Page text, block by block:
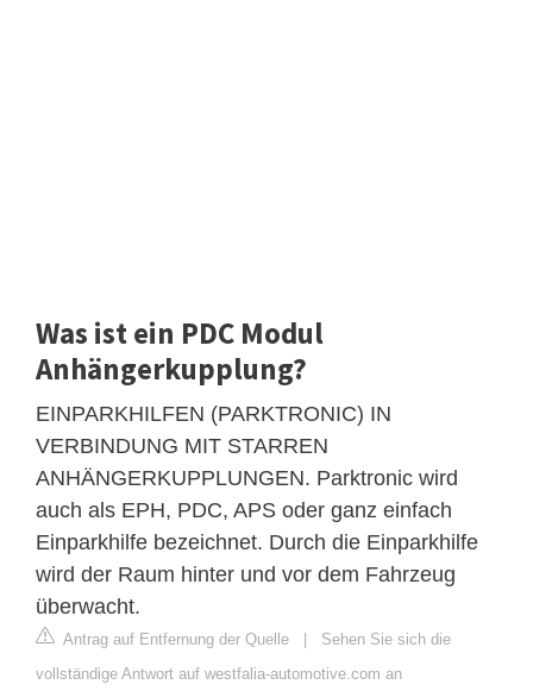
Was ist ein PDC Modul
Anhängerkupplung?
EINPARKHILFEN (PARKTRONIC) IN
VERBINDUNG MIT STARREN
ANHÄNGERKUPPLUNGEN. Parktronic wird
auch als EPH, PDC, APS oder ganz einfach
Einparkhilfe bezeichnet. Durch die Einparkhilfe
wird der Raum hinter und vor dem Fahrzeug
überwacht.
Antrag auf Entfernung der Quelle | Sehen Sie sich die
vollständige Antwort auf westfalia-automotive.com an